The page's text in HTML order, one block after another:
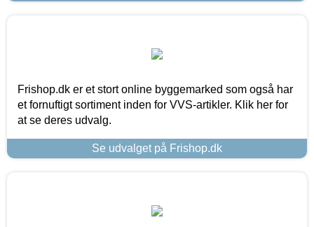
Frishop.dk er et stort online byggemarked som også har
et fornuftigt sortiment inden for VVS-artikler. Klik her for
at se deres udvalg.
Se udvalget på Frishop.dk